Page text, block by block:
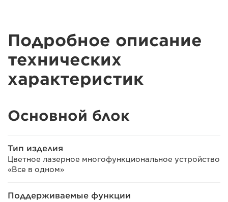
Подробное описание
технических
характеристик
Основной блок
Тип изделия
Цветное лазерное многофункциональное устройство
«Все в одном»
Поддерживаемые функции